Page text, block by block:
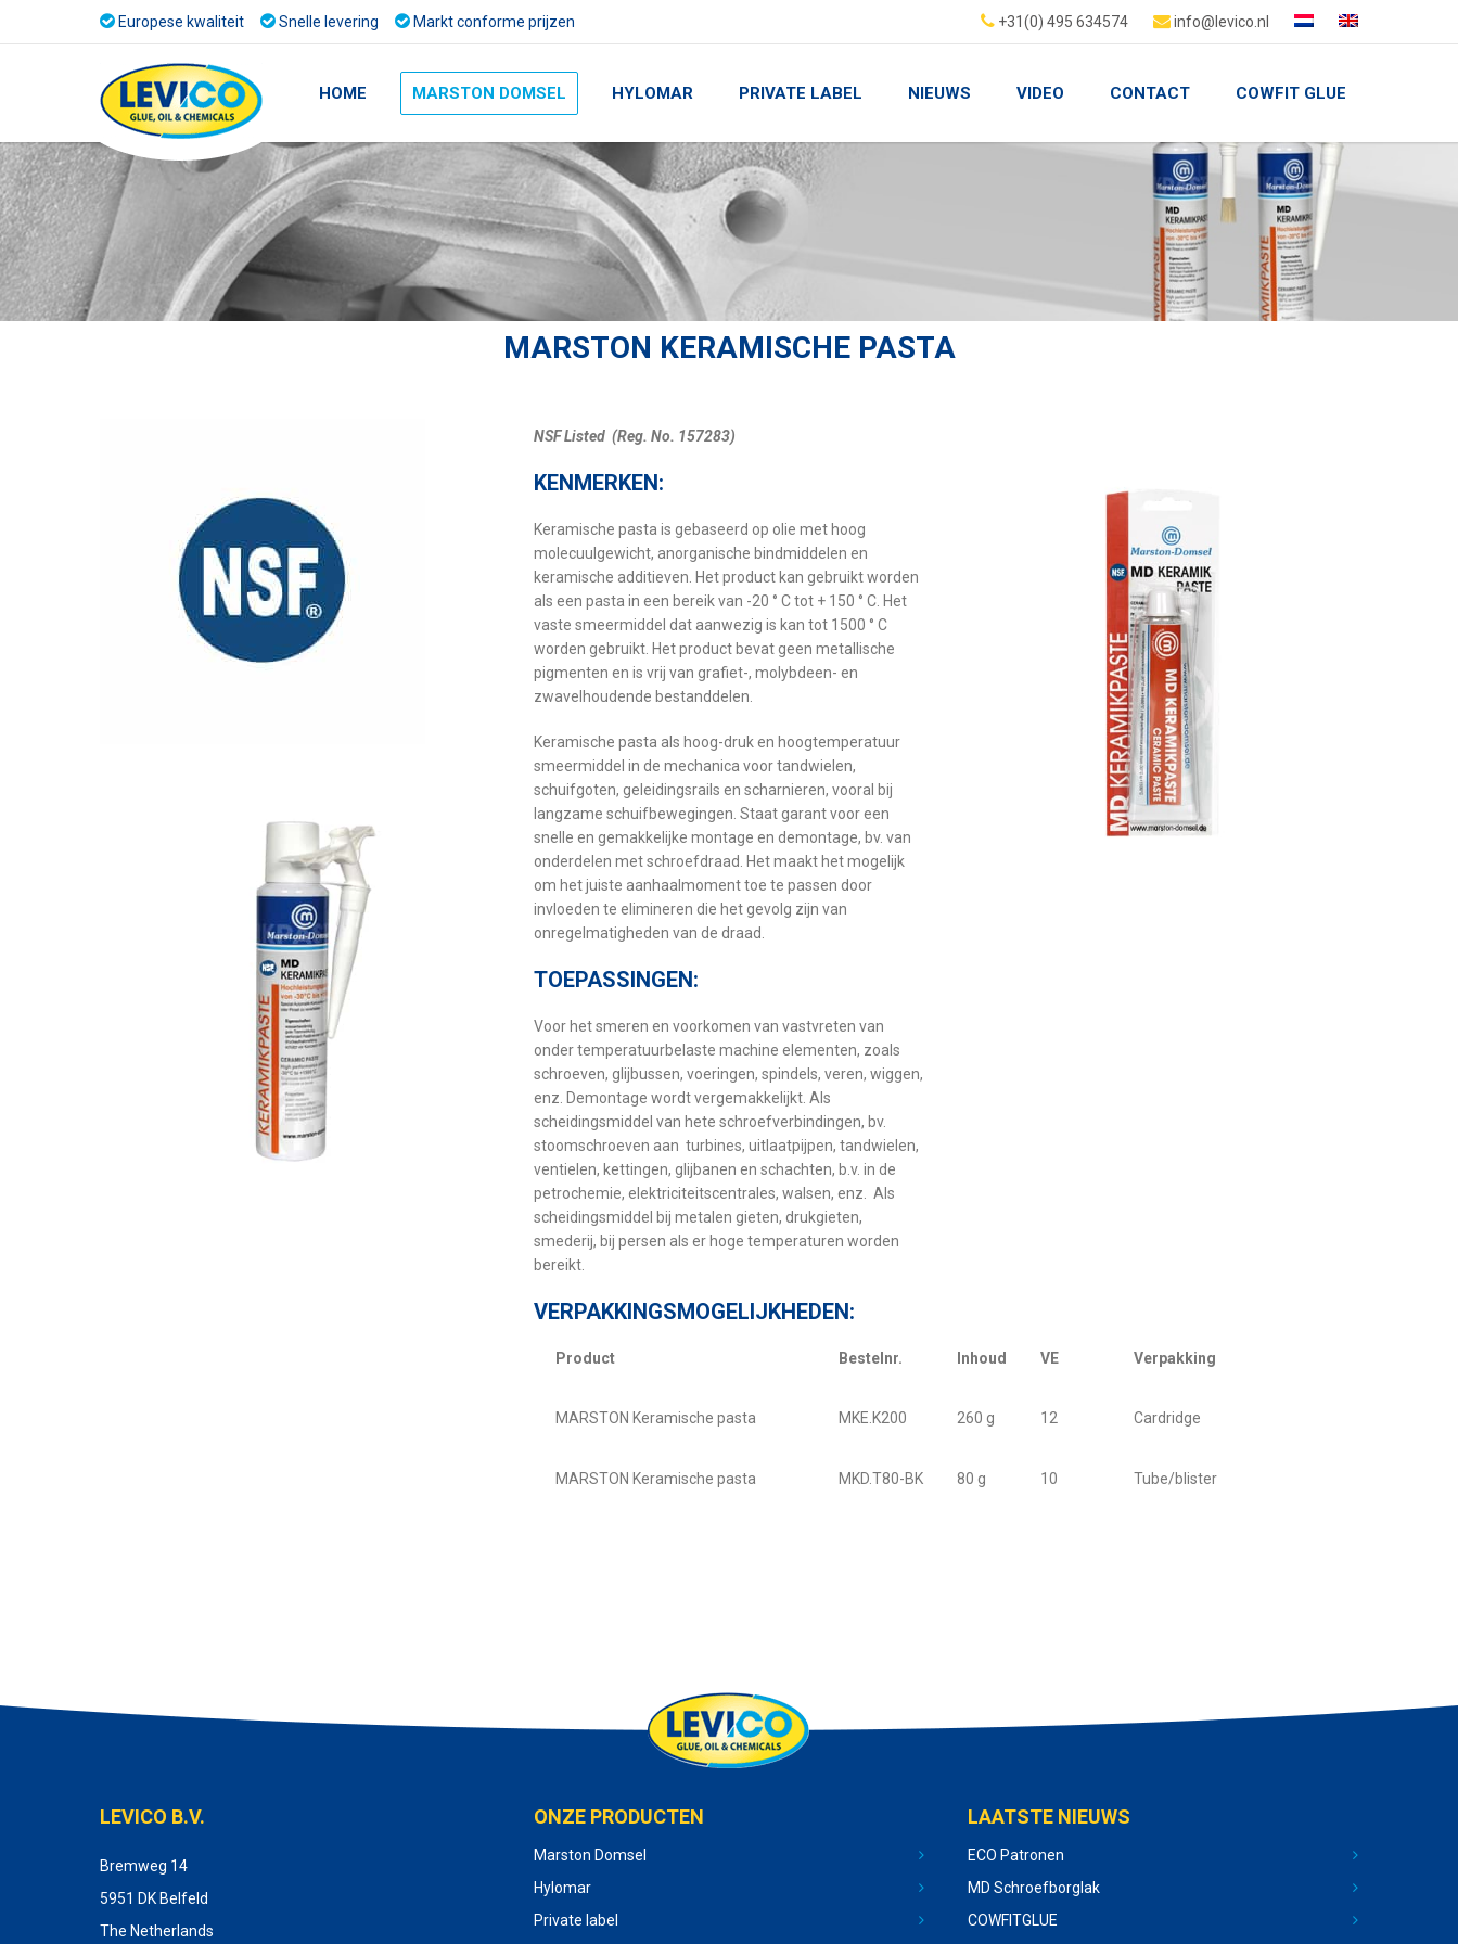
Europese kwaliteit Snelle levering Markt conforme prijzen +31(0) 495 634574 info@levico.nl
HOME MARSTON DOMSEL HYLOMAR PRIVATE LABEL NIEUWS VIDEO CONTACT COWFIT GLUE
MARSTON KERAMISCHE PASTA
NSF Listed (Reg. No. 157283)
KENMERKEN:
Keramische pasta is gebaseerd op olie met hoog
molecuulgewicht, anorganische bindmiddelen en
keramische additieven. Het product kan gebruikt worden
als een pasta in een bereik van -20 ° C tot + 150 ° C. Het
vaste smeermiddel dat aanwezig is kan tot 1500 ° C
worden gebruikt. Het product bevat geen metallische
pigmenten en is vrij van grafiet-, molybdeen- en
zwavelhoudende bestanddelen.
Keramische pasta als hoog-druk en hoogtemperatuur
smeermiddel in de mechanica voor tandwielen,
schuifgoten, geleidingsrails en scharnieren, vooral bij
langzame schuifbewegingen. Staat garant voor een
snelle en gemakkelijke montage en demontage, bv. van
onderdelen met schroefdraad.
Het maakt het mogelijk
om het juiste aanhaalmoment toe te passen door
invloeden te elimineren die het gevolg zijn van
onregelmatigheden van de draad.
TOEPASSINGEN:
Voor het smeren en voorkomen van vastvreten van
onder temperatuurbelaste machine elementen, zoals
schroeven, glijbussen, voeringen, spindels, veren, wiggen,
enz. Demontage wordt vergemakkelijkt. Als
scheidingsmiddel van hete schroefverbindingen, bv.
stoomschroeven aan turbines, uitlaatpijpen, tandwielen,
ventielen, kettingen, glijbanen en schachten, b.v. in de
petrochemie, elektriciteitscentrales, walsen, enz.
Als
scheidingsmiddel bij metalen gieten, drukgieten,
smederij, bij persen als er hoge temperaturen worden
bereikt.
VERPAKKINGSMOGELIJKHEDEN:
Product Bestelnr. Inhoud VE Verpakking
MARSTON Keramische pasta MKE.K200 260 g 12 Cardridge
MARSTON Keramische pasta MKD.T80-BK 80 g 10 Tube/blister
LEVICO B.V.
Bremweg 14
5951 DK Belfeld
The Netherlands
ONZE PRODUCTEN
Marston Domsel
Hylomar
Private label
LAATSTE NIEUWS
ECO Patronen
MD Schroefborglak
COWFITGLUE